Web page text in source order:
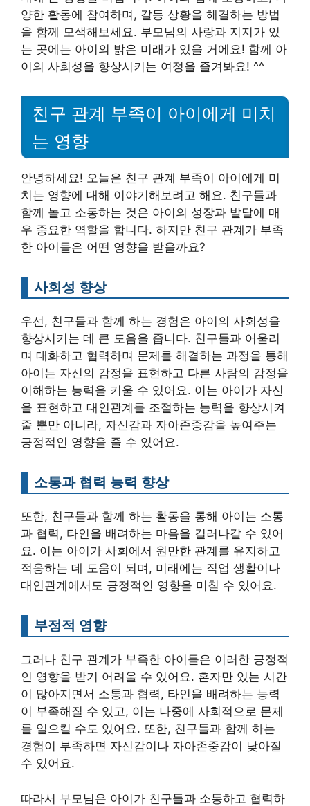
양한 활동에 참여하며, 갈등 상황을 해결하는 방법
을 함께 모색해보세요. 부모님의 사랑과 지지가 있
는 곳에는 아이의 밝은 미래가 있을 거에요! 함께 아
이의 사회성을 향상시키는 여정을 즐겨봐요! ^^
친구 관계 부족이 아이에게 미치
는 영향
안녕하세요! 오늘은 친구 관계 부족이 아이에게 미
치는 영향에 대해 이야기해보려고 해요. 친구들과
함께 놀고 소통하는 것은 아이의 성장과 발달에 매
우 중요한 역할을 합니다. 하지만 친구 관계가 부족
한 아이들은 어떤 영향을 받을까요?
사회성 향상
우선, 친구들과 함께 하는 경험은 아이의 사회성을
향상시키는 데 큰 도움을 줍니다. 친구들과 어울리
며 대화하고 협력하며 문제를 해결하는 과정을 통해
아이는 자신의 감정을 표현하고 다른 사람의 감정을
이해하는 능력을 키울 수 있어요. 이는 아이가 자신
을 표현하고 대인관계를 조절하는 능력을 향상시켜
줄 뿐만 아니라, 자신감과 자아존중감을 높여주는
긍정적인 영향을 줄 수 있어요.
소통과 협력 능력 향상
또한, 친구들과 함께 하는 활동을 통해 아이는 소통
과 협력, 타인을 배려하는 마음을 길러나갈 수 있어
요. 이는 아이가 사회에서 원만한 관계를 유지하고
적응하는 데 도움이 되며, 미래에는 직업 생활이나
대인관계에서도 긍정적인 영향을 미칠 수 있어요.
부정적 영향
그러나 친구 관계가 부족한 아이들은 이러한 긍정적
인 영향을 받기 어려울 수 있어요. 혼자만 있는 시간
이 많아지면서 소통과 협력, 타인을 배려하는 능력
이 부족해질 수 있고, 이는 나중에 사회적으로 문제
를 일으킬 수도 있어요. 또한, 친구들과 함께 하는
경험이 부족하면 자신감이나 자아존중감이 낮아질
수 있어요.
따라서 부모님은 아이가 친구들과 소통하고 협력하